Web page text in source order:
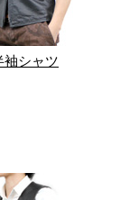
袖シャツ